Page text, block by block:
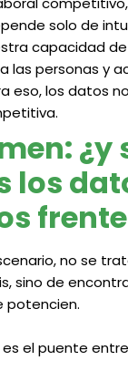
solo de
capacidad
las personas y
eso, los datos
¿y
los
no se
sino de
potencien.
es el puente